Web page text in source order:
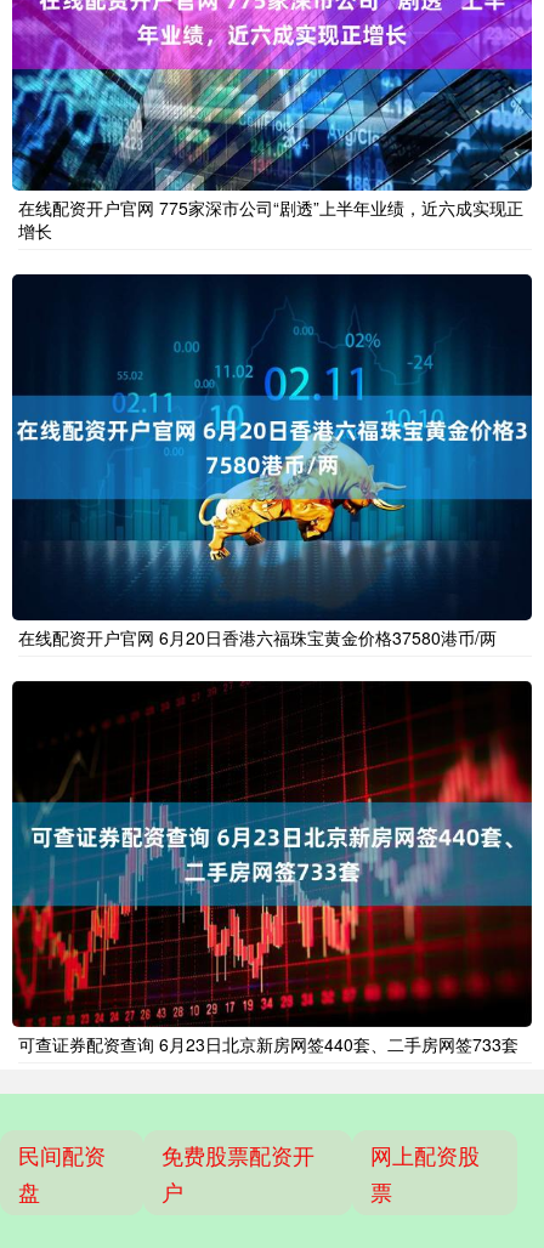
在线配资开户官网 775家深市公司“剧透”上半年业绩，近六成实现正
增长
在线配资开户官网 6月20日香港六福珠宝黄金价格37580港币/两
可查证券配资查询 6月23日北京新房网签440套、二手房网签733套
民间配资
盘
免费股票配资开
户
网上配资股
票